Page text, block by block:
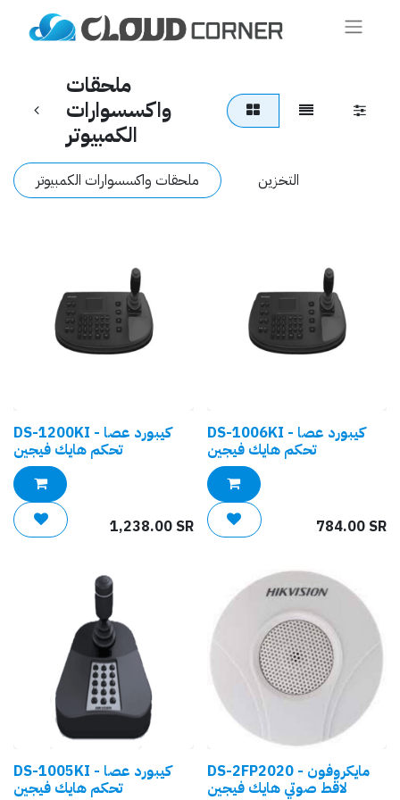
ملحقات
واكسسوارات
الكمبيوتر
ملحقات واكسسوارات الكمبيوتر التخزين
DS-1200KI - كيبورد عصا
تحكم هايك فيجين
1,238.00SR
DS-1006KI - كيبورد عصا
تحكم هايك فيجين
784.00 SR
DS-1005KI - كيبورد عصا
تحكم هايك فيجين
DS-2FP2020 - مايكروفون
لاقط صوتي هايك فيجين